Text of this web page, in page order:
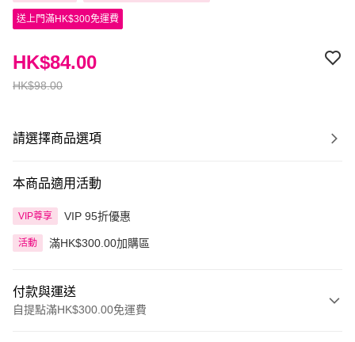
送上門滿HK$300免運費
HK$98.00
HK$84.00
請選擇商品選項
本商品適用活動
VIP尊享 VIP 95折優惠
活動 滿HK$300.00加購區
付款與運送
自提點滿HK$300.00免運費